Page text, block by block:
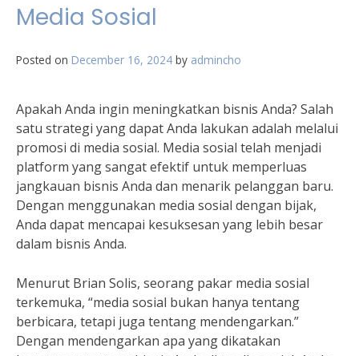
Media Sosial
Posted on December 16, 2024 by admincho
Apakah Anda ingin meningkatkan bisnis Anda? Salah
satu strategi yang dapat Anda lakukan adalah melalui
promosi di media sosial. Media sosial telah menjadi
platform yang sangat efektif untuk memperluas
jangkauan bisnis Anda dan menarik pelanggan baru.
Dengan menggunakan media sosial dengan bijak,
Anda dapat mencapai kesuksesan yang lebih besar
dalam bisnis Anda.
Menurut Brian Solis, seorang pakar media sosial
terkemuka, “media sosial bukan hanya tentang
berbicara, tetapi juga tentang mendengarkan.”
Dengan mendengarkan apa yang dikatakan